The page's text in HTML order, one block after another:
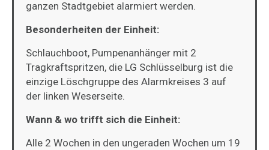
ganzen Stadtgebiet alarmiert werden.
Besonderheiten der Einheit:
Schlauchboot, Pumpenanhänger mit 2
Tragkraftspritzen, die LG Schlüsselburg ist die
einzige Löschgruppe des Alarmkreises 3 auf
der linken Weserseite.
Wann & wo trifft sich die Einheit:
Alle 2 Wochen in den ungeraden Wochen um 19